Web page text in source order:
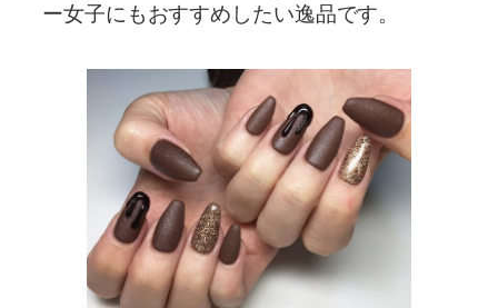
ー女子にもおすすめしたい逸品です。